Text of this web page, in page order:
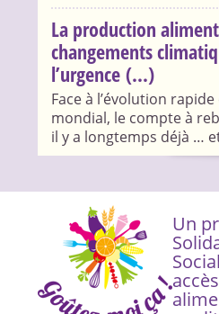
La production
changements
l’urgence (...)
Face à l’évolution
mondial, le compte à
il y a longtemps déjà …
Un